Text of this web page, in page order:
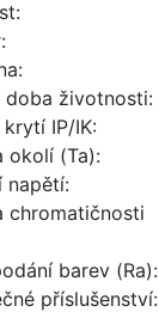
doba životnosti:
krytí IP/IK:
okolí (Ta):
napětí:
chromatičnosti
barev (Ra):
příslušenství: